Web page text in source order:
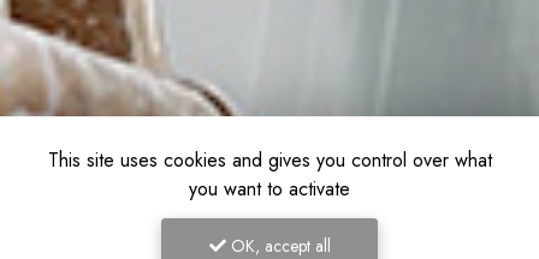
This site uses cookies and gives you control over what
you want to activate
OK, accept all